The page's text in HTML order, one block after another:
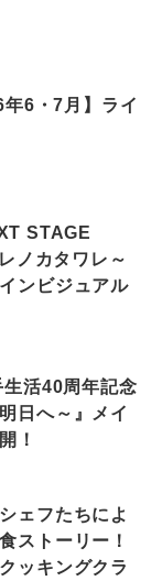
6・7月】ライ
STAGE
ノカタワレ～
ンビジュアル
生活40周年記念
日へ～』メイ
！
ェフたちによ
ストーリー！
ッキングクラ